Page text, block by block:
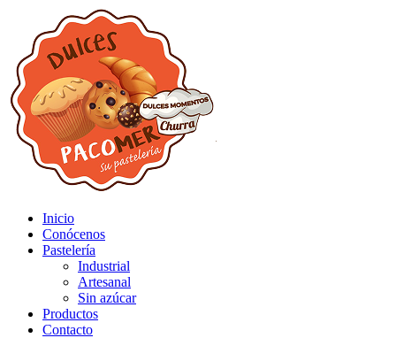
Inicio
Conócenos
Pastelería
Industrial
Artesanal
Sin azúcar
Productos
Contacto